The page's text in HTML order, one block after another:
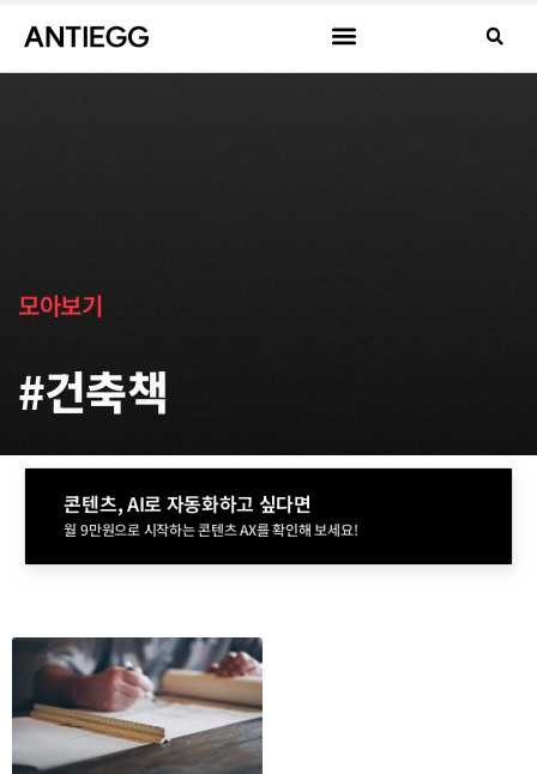
모아보기
#건축책
콘텐츠, AI로 자동화하고 싶다면
월 9만원으로 시작하는 콘텐츠 AX를 확인해 보세요!